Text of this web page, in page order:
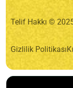
Telif Hakkı ©
Gizlilik Politikası